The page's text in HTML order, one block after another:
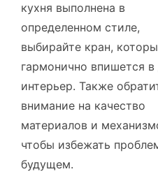
кухня выполнена в
определенном стиле,
выбирайте кран,
гармонично впишется
интерьер. Также
внимание на качество
материалов и
чтобы избежать
будущем.